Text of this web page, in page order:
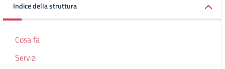
Indice della struttura
Cosa fa
Servizi